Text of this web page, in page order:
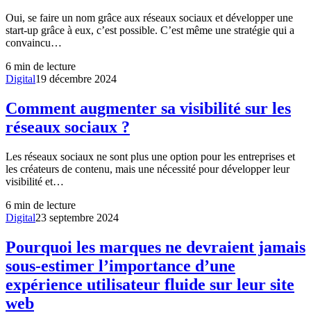
Oui, se faire un nom grâce aux réseaux sociaux et développer une
start-up grâce à eux, c’est possible. C’est même une stratégie qui a
convaincu…
6 min de lecture
Digital19 décembre 2024
Comment augmenter sa visibilité sur les
réseaux sociaux ?
Les réseaux sociaux ne sont plus une option pour les entreprises et
les créateurs de contenu, mais une nécessité pour développer leur
visibilité et…
6 min de lecture
Digital23 septembre 2024
Pourquoi les marques ne devraient jamais
sous-estimer l’importance d’une
expérience utilisateur fluide sur leur site
web